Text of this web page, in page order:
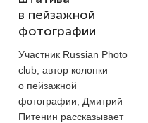
в пейзажной
фотографии
Участник Russian Photo
club, автор колонки
о пейзажной
фотографии, Дмитрий
Питенин рассказывает